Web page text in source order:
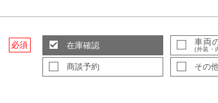
必須 在庫確認 車両
(外装・
商談予約 その